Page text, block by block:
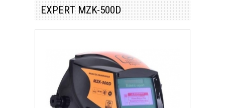
EXPERT MZK-500D